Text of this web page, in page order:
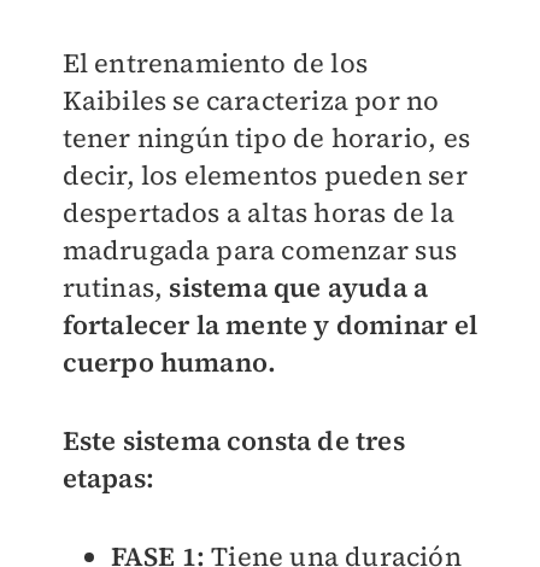
El entrenamiento de los
Kaibiles se caracteriza por no
tener ningún tipo de horario, es
decir, los elementos pueden ser
despertados a altas horas de la
madrugada para comenzar sus
rutinas, sistema que ayuda a
fortalecer la mente y dominar el
cuerpo humano.
Este sistema consta de tres
etapas:
FASE 1: Tiene una duración